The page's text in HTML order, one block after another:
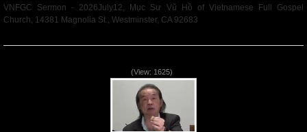
VNFGC Sermon - 2026July12, Mục Sư Vũ Hồ of Vietnamese Full Gospel
Church, 14381 Magnolia St., Westminster, CA 92683
(View: 1625)